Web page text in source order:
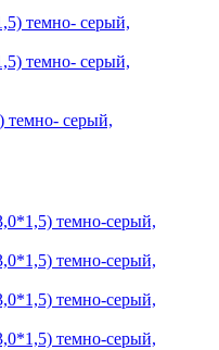
темно- серый,